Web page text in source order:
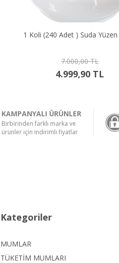
1 Koli (240 Adet ) Suda
7.000,00 TL
4.999,90 TL
KAMPANYALI ÜRÜNLER
Birbirinden farklı marka ve
ürünler için indirimli fiyatlar
Kategoriler
MUMLAR
TÜKETİM MUMLARI